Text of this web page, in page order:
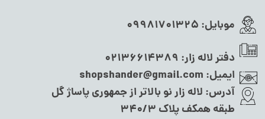
موبایل: 09981701325
دفتر لاله زار: 02136614389
ایمیل: shopshander@gmail.com
آدرس: لاله زار نو بالاتر از جمهوری پاساژ گل
طبقه همکف پلاک ۳۴۰/۳